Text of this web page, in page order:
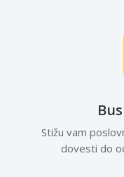
Stižu vam
dovesti do